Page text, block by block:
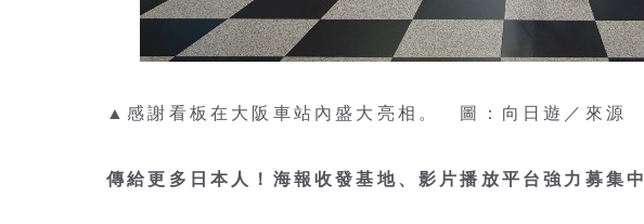
▲感謝看板在大阪車站內盛大亮相。 圖：向日遊／來源
傳給更多日本人！海報收發基地、影片播放平台強力募集中